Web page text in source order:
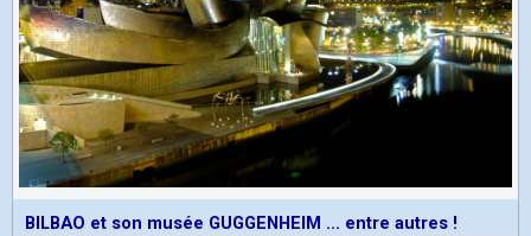
BILBAO et son musée GUGGENHEIM ... entre autres !